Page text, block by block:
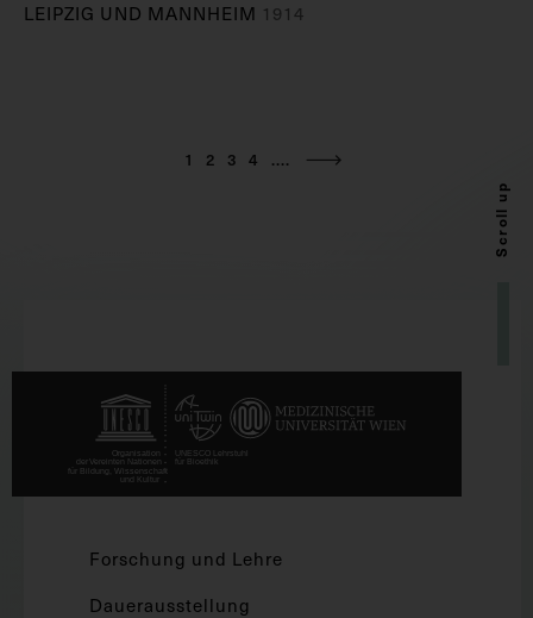
LEIPZIG UND MANNHEIM 1914
1 2 3 4 ....
Scroll up
Forschung und Lehre
Dauerausstellung